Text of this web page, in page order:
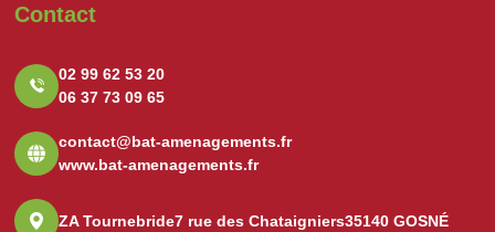
Contact
02 99 62 53 20
06 37 73 09 65
contact@bat-amenagements.fr
www.bat-amenagements.fr
ZA Tournebride7 rue des Chataigniers35140 GOSNÉ